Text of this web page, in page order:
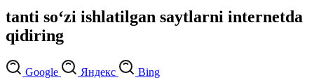
tanti so‘zi ishlatilgan saytlarni internetda
qidiring
Google Яндекс Bing